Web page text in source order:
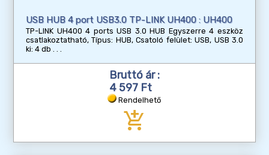
USB HUB 4 port USB3.0 TP-LINK UH400 : UH400
TP-LINK UH400 4 ports USB 3.0 HUB Egyszerre 4 eszköz
csatlakoztatható, Típus: HUB, Csatoló felület: USB, USB 3.0
ki: 4 db
Bruttó ár :
4 597 Ft
Rendelhető
add_shopping_cart